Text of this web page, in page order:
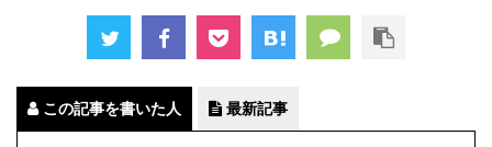
この記事を書いた人 最新記事